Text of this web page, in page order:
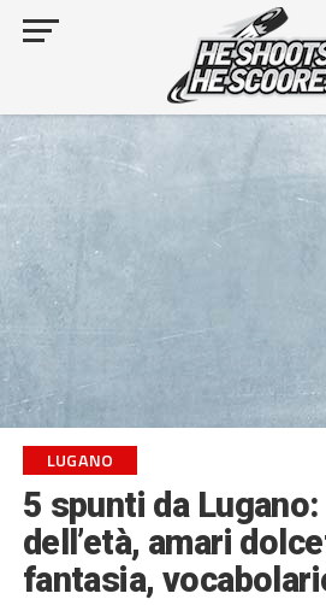
LUGANO
5 spunti da
dell’età, amari
fantasia,